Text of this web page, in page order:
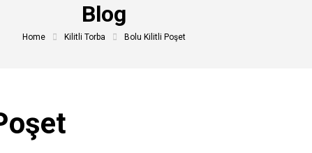
Blog
Home Kilitli Torba Bolu Kilitli Poşet